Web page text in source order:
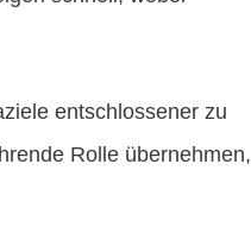
entschlossener zu
Rolle übernehmen,